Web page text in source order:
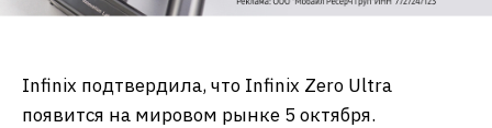
Infinix подтвердила, что Infinix Zero Ultra
появится на мировом рынке 5 октября.